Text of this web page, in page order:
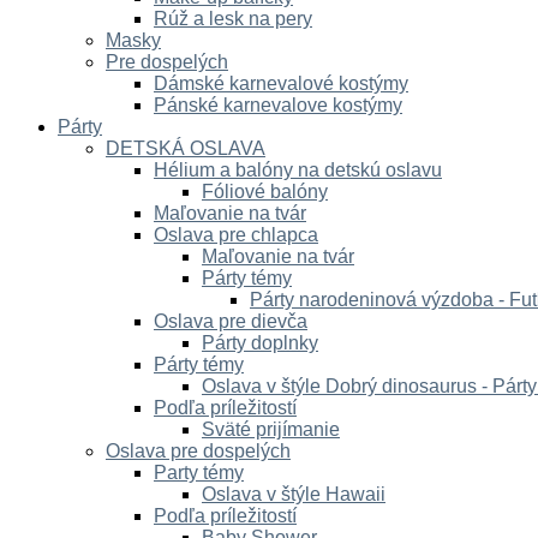
Rúž a lesk na pery
Masky
Pre dospelých
Dámské karnevalové kostýmy
Pánské karnevalove kostýmy
Párty
DETSKÁ OSLAVA
Hélium a balóny na detskú oslavu
Fóliové balóny
Maľovanie na tvár
Oslava pre chlapca
Maľovanie na tvár
Párty témy
Párty narodeninová výzdoba -
Oslava pre dievča
Párty doplnky
Párty témy
Oslava v štýle Dobrý dinosaurus -
Podľa príležitostí
Sväté prijímanie
Oslava pre dospelých
Party témy
Oslava v štýle Hawaii
Podľa príležitostí